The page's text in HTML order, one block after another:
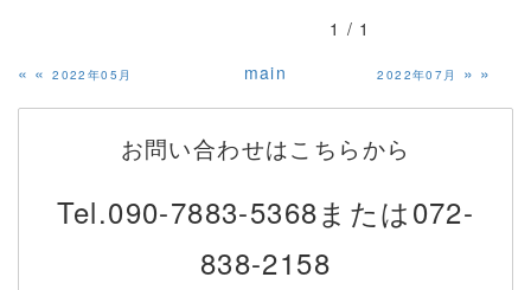
1 / 1
«2022年05月 main 2022年07月 »
お問い合わせはこちらから
Tel.090-7883-5368または072-
838-2158